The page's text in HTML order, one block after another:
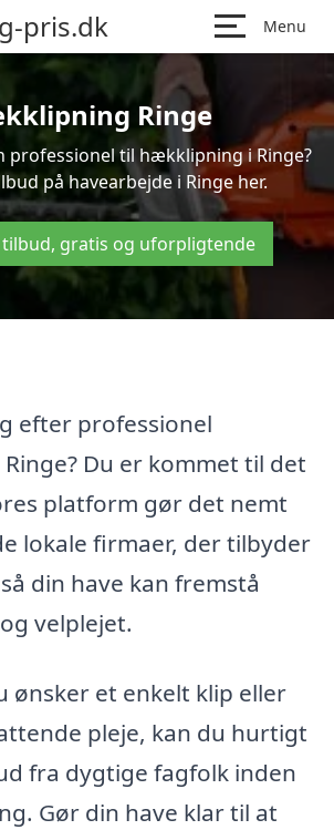
pris.dk Menu
Ringe
professionel til hækklipning i Ringe?
på havearbejde i Ringe her.
gratis og uforpligtende
efter professionel
Du er kommet til det
platform gør det nemt
lokale firmaer, der tilbyder
din have kan fremstå
velplejet.
ønsker et enkelt klip eller
pleje, kan du hurtigt
fra dygtige fagfolk inden
Gør din have klar til at